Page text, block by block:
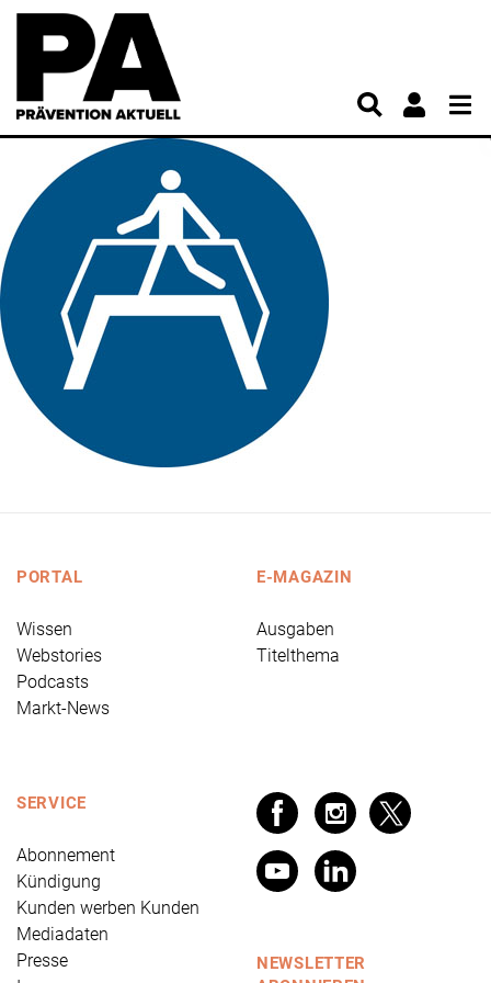
PORTAL
Wissen
Webstories
Podcasts
Markt-News
E-MAGAZIN
Ausgaben
Titelthema
SERVICE
Abonnement
Kündigung
Kunden werben Kunden
Mediadaten
Presse
NEWSLETTER